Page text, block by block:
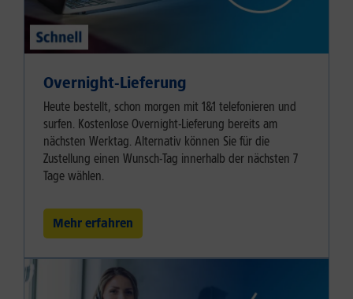
Overnight-Lieferung
Heute bestellt, schon morgen mit 1&1 telefonieren und
surfen. Kostenlose Overnight-Lieferung bereits am
nächsten Werktag. Alternativ können Sie für die
Zustellung einen Wunsch-Tag innerhalb der nächsten 7
Tage wählen.
Mehr erfahren